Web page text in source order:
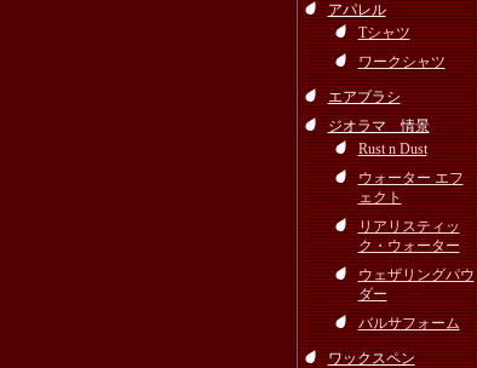
アパレル
Tシャツ
ワークシャツ
エアブラシ
ジオラマ 情景
Rust n Dust
ウォーター エフ
ェクト
リアリスティッ
ク・ウォーター
ウェザリングパウ
ダー
バルサフォーム
ワックスペン